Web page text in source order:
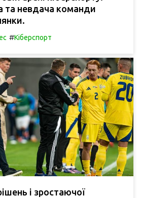
та невдача команди
#Кіберспорт
і зростаючої